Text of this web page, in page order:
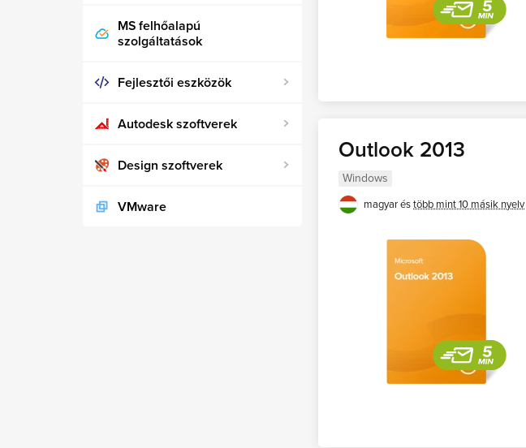
MS felhőalapú
szolgáltatások
Fejlesztői eszközök
Autodesk szoftverek
Design szoftverek
VMware
Outlook 2013
Windows
magyar éstöbb mint 10 másik nyelv